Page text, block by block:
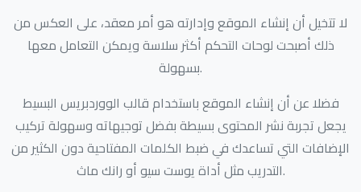
لا تتخيل أن إنشاء الموقع وإدارته هو أمر معقد، على العكس من
ذلك أصبحت لوحات التحكم أكثر سلاسة ويمكن التعامل معها
بسهولة.
فضلا عن أن إنشاء الموقع باستخدام قالب الووردبريس البسيط
يجعل تجربة نشر المحتوى بسيطة بفضل توجيهاته وسهولة تركيب
الإضافات التي تساعدك في ضبط الكلمات المفتاحية دون الكثير من
التدريب مثل أداة يوست سيو أو رانك ماث.